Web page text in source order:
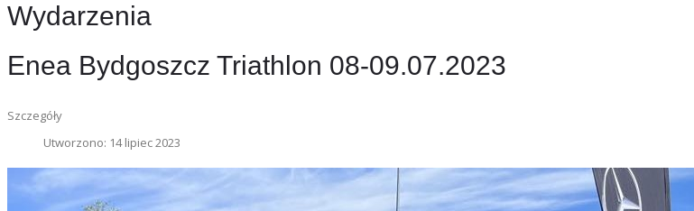
Wydarzenia
Enea Bydgoszcz Triathlon 08-09.07.2023
Szczegóły
Utworzono: 14 lipiec 2023